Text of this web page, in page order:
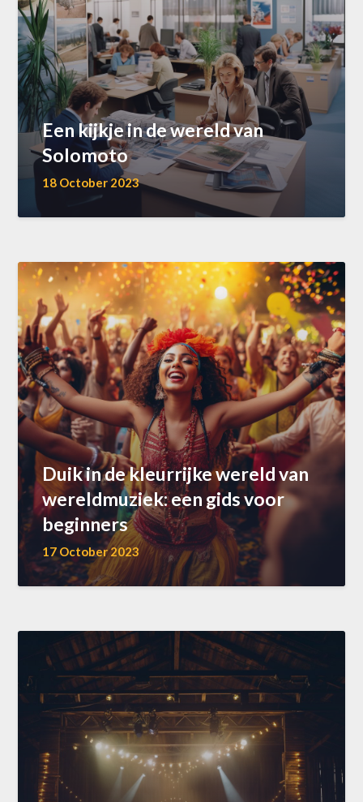
Een kijkje in de wereld van
Solomoto
18 October 2023
Duik in de kleurrijke wereld van
wereldmuziek: een gids voor
beginners
17 October 2023